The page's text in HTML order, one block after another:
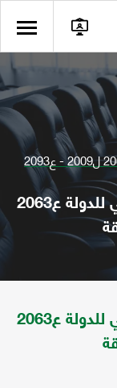
مجلة اليمامة تعني بالمجال الاجتماعي للدولة ع2063 ل2009 - ع2093
مجلة اليمامة تعني بالمجال الاجتماعي للدولة ع2063
مجلة اليمامة تعني بالمجال الاجتماعي للدولة ع2063